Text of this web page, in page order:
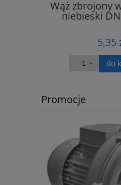
Wąż zbrojony
niebieski
5,35
do
Promocje